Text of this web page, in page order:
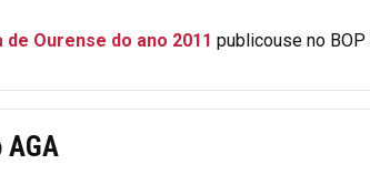
Ourense do ano 2011 publicouse no
AGA